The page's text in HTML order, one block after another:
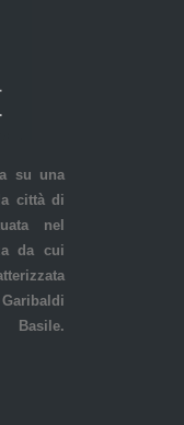
su una
città di
nel
da cui